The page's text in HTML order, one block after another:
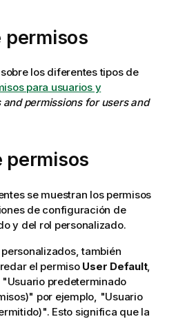
permisos
los diferentes tipos de
para usuarios y
and permissions for users and
permisos
se muestran los permisos
de configuración de
y del rol personalizado.
también
el permiso User Default,
predeterminado
por ejemplo, "Usuario
Esto significa que la